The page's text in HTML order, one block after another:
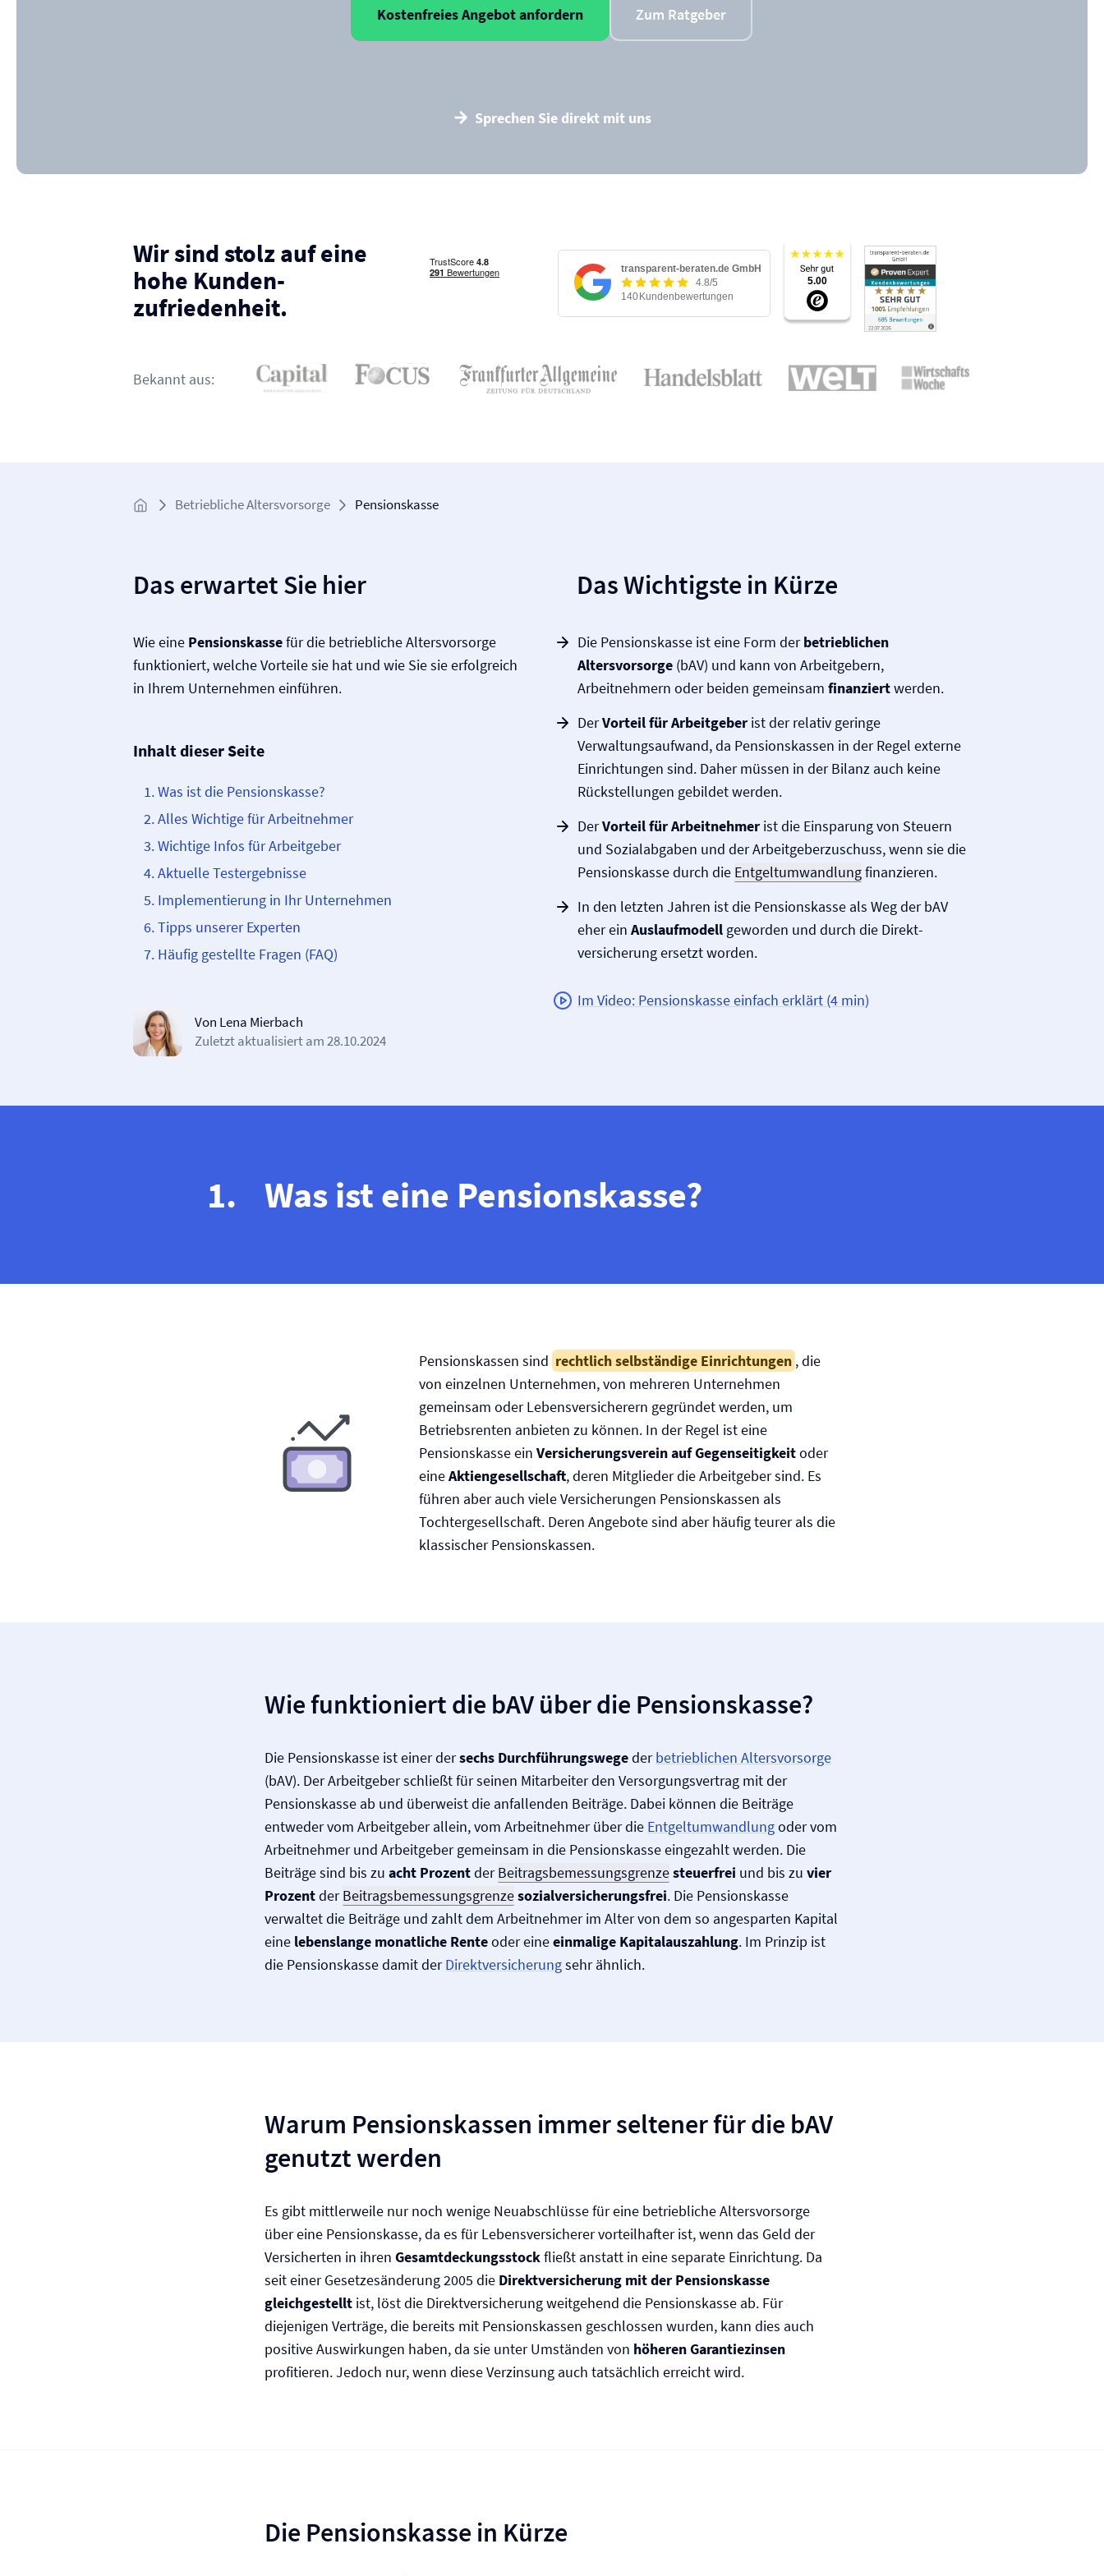
Kostenfreies Angebot anfordern Zum Ratgeber
Sprechen Sie direkt mit uns
Wir sind stolz auf eine
hohe Kunden­
zufriedenheit.
Bekannt aus:
Betriebliche Altersvorsorge Pensionskasse
Das erwartet Sie hier
Wie eine Pensionskassefür die betriebliche Altersvorsorge
funktioniert, welche Vorteile sie hat und wie Sie sie erfolgreich
in Ihrem Unternehmen einführen.
Inhalt dieser Seite
Was ist die Pensionskasse?
Alles Wichtige für Arbeitnehmer
Wichtige Infos für Arbeitgeber
Aktuelle Testergebnisse
Implementierung in Ihr Unternehmen
Tipps unserer Experten
Häufig gestellte Fragen (FAQ)
Von Lena Mierbach
Zuletzt aktualisiert am28.10.2024
Das Wichtigste in Kürze
Die Pensionskasse ist eine Form derbetrieblichen
Altersvorsorge (bAV) und kann von Arbeitgebern,
Arbeitnehmern oder beiden gemeinsam finanziertwerden.
DerVorteil für Arbeitgeber ist der relativ geringe
Verwaltungsaufwand, da Pensionskassen in der Regel externe
Einrichtungen sind. Daher müssen in der Bilanz auch keine
Rückstellungen gebildet werden.
DerVorteil für Arbeitnehmer ist die Einsparung von Steuern
und Sozialabgaben und der Arbeitgeberzuschuss, wenn sie die
Pensionskasse durch die Entgeltumwandlungfinanzieren.
In den letzten Jahren ist die Pensionskasse als Weg der bAV
eher ein Auslaufmodell geworden und durch die Direkt­
versicherung ersetzt worden.
Im Video: Pensionskasse einfach erklärt (4 min)
Was ist eine Pensionskasse?
Pensionskassen sind rechtlich selbständige Einrichtungen , die
von einzelnen Unternehmen, von mehreren Unternehmen
gemeinsam oder Lebens­versicherern gegründet werden, um
Betriebsrenten anbieten zu können. In der Regel ist eine
Pensionskasse ein Versicherungsverein auf Gegenseitigkeitoder
eineAktiengesellschaft, deren Mitglieder die Arbeitgeber sind. Es
führen aber auch viele Versicherungen Pensionskassen als
Tochtergesellschaft. Deren Angebote sind aber häufig teurer als die
klassischer Pensionskassen.
Wie funktioniert die bAV über die Pensionskasse?
Die Pensionskasse ist einer dersechs Durchführungswegederbetrieblichen Altersvorsorge
(bAV). Der Arbeitgeber schließt für seinen Mitarbeiter den Versorgungsvertrag mit der
Pensionskasse ab und überweist die anfallenden Beiträge. Dabei können die Beiträge
entweder vom Arbeitgeber allein, vom Arbeitnehmer über die Entgeltumwandlungoder vom
Arbeitnehmer und Arbeitgeber gemeinsam in die Pensionskasse eingezahlt werden. Die
Beiträge sind bis zu acht ProzentderBeitragsbemessungsgrenzesteuerfrei und bis zu vier
ProzentderBeitragsbemessungsgrenzesozial­versicherungsfrei. Die Pensionskasse
verwaltet die Beiträge und zahlt dem Arbeitnehmer im Alter von dem so angesparten Kapital
eine lebenslange monatliche Renteoder eineeinmalige Kapitalauszahlung. Im Prinzip ist
die Pensionskasse damit derDirekt­versicherungsehr ähnlich.
Warum Pensionskassen immer seltener für die bAV
genutzt werden
Es gibt mittlerweile nur noch wenige Neuabschlüsse für eine betriebliche Altersvorsorge
über eine Pensionskasse, da es für Lebens­versicherer vorteilhafter ist, wenn das Geld der
Versicherten in ihren Gesamtdeckungsstockfließt anstatt in eine separate Einrichtung. Da
seit einer Gesetzesänderung 2005 die Direkt­versicherung mit der Pensionskasse
gleichgestellt ist, löst die Direkt­versicherung weitgehend die Pensionskasse ab. Für
diejenigen Verträge, die bereits mit Pensionskassen geschlossen wurden, kann dies auch
positive Auswirkungen haben, da sie unter Umständen von höheren Garantiezinsen
profitieren. Jedoch nur, wenn diese Verzinsung auch tatsächlich erreicht wird.
Die Pensionskasse in Kürze